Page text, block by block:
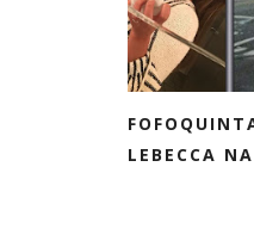
LEBECCA